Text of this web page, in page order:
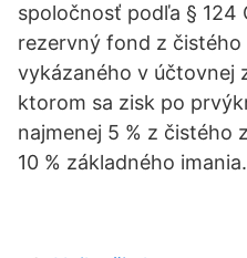
spoločnosť podľa §
rezervný fond z čistého
vykázaného v účtovnej
ktorom sa zisk po
najmenej 5 % z čistého
10 % základného imania.